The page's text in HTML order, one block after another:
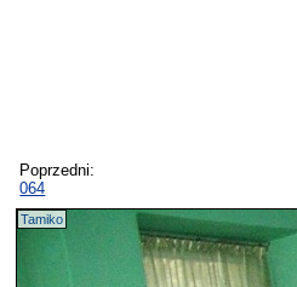
Poprzedni:
064
Tamiko